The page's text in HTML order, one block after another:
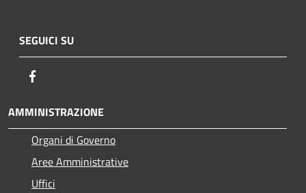
SEGUICI SU
AMMINISTRAZIONE
Organi di Governo
Aree Amministrative
Uffici